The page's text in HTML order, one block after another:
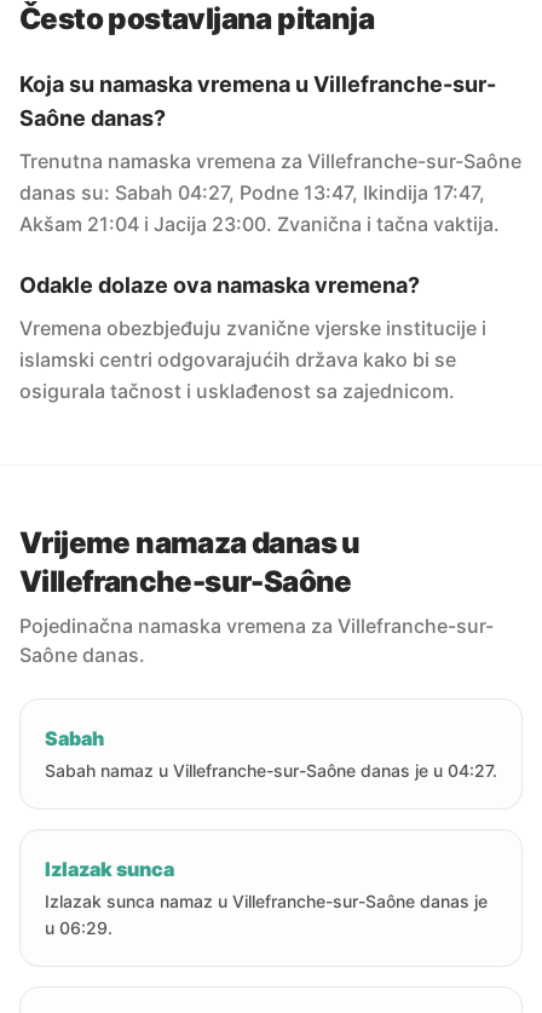
Često postavljana pitanja
Koja su namaska vremena u Villefranche-sur-
Saône danas?
Trenutna namaska vremena za Villefranche-sur-Saône
danas su: Sabah 04:27, Podne 13:47, Ikindija 17:47,
Akšam 21:04 i Jacija 23:00. Zvanična i tačna vaktija.
Odakle dolaze ova namaska vremena?
Vremena obezbjeđuju zvanične vjerske institucije i
islamski centri odgovarajućih država kako bi se
osigurala tačnost i usklađenost sa zajednicom.
Vrijeme namaza danas u
Villefranche-sur-Saône
Pojedinačna namaska vremena za Villefranche-sur-
Saône danas.
Sabah
Sabah namaz u Villefranche-sur-Saône danas je u 04:27.
Izlazak sunca
Izlazak sunca namaz u Villefranche-sur-Saône danas je
u 06:29.